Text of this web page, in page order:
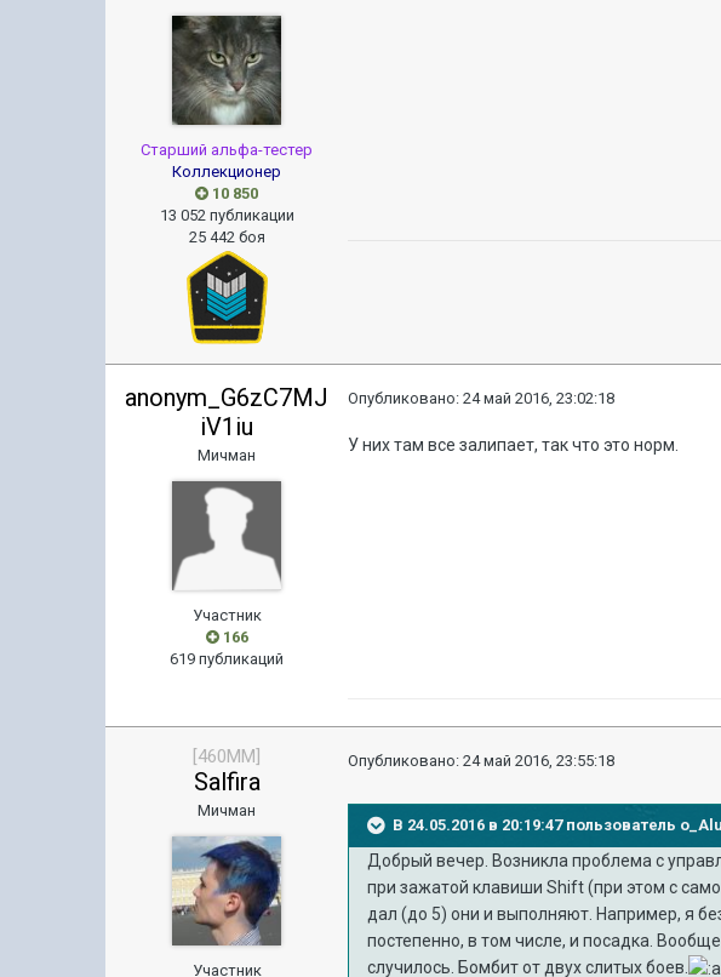
Старший альфа-тестер
Коллекционер
10 850
13 052 публикации
25 442 боя
anonym_G6zC7MJ
iV1iu
Мичман
Участник
166
619 публикаций
Опубликовано:24 май 2016, 23:02:18
У них там все залипает, так что это норм.
[460MM]
Salfira
Мичман
Участник
Опубликовано:24 май 2016, 23:55:18
В 24.05.2016 в 20:19:47 пользователь
Добрый вечер. Возникла проблема с
при зажатой клавиши Shift (при этом с
дал (до 5) они и выполняют. Например, я
постепенно, в том числе, и посадка.
случилось. Бомбит от двух слитых боев.